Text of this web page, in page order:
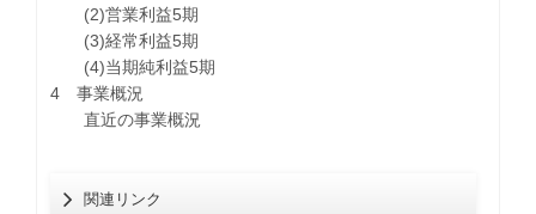
(2)営業利益5期
(3)経常利益5期
(4)当期純利益5期
4 事業概況
直近の事業概況
関連リンク